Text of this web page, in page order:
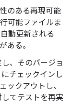
のある再現可能
可能ファイルま
動更新される
ある。
、そのバージョ
チェックインし
ックアウトし、
てテストを再実